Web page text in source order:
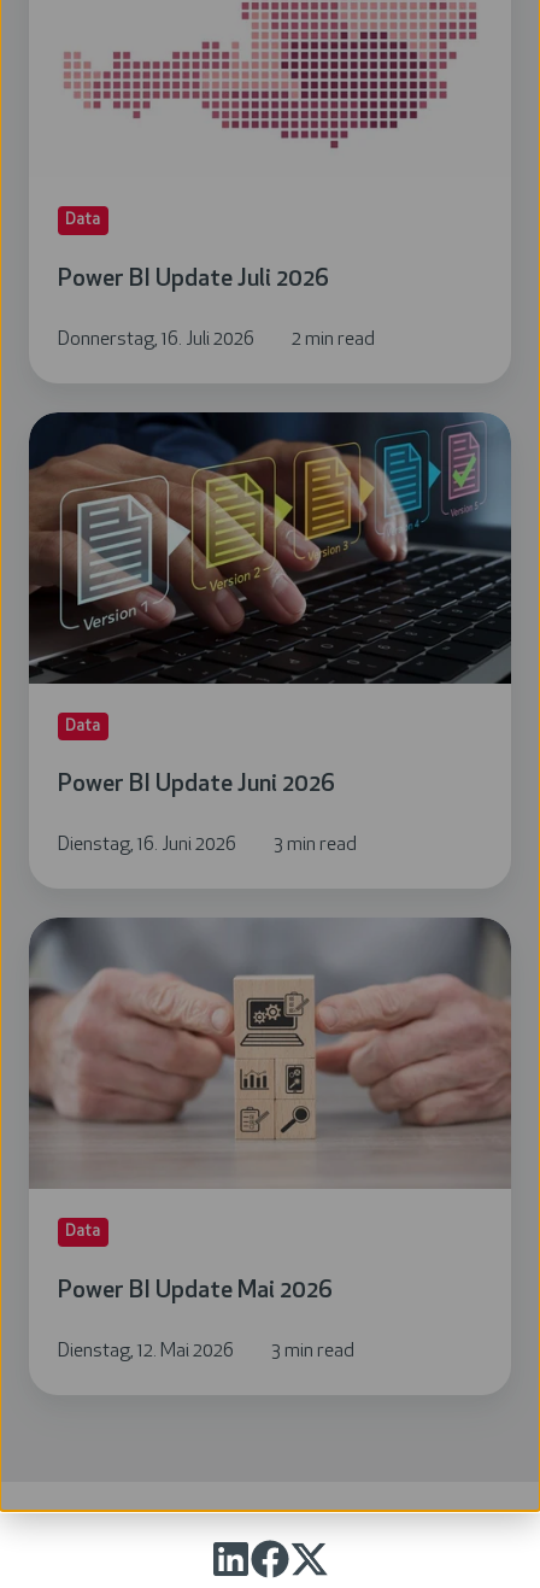
2026
Data
Power BI Update Juli 2026
Donnerstag, 16. Juli 2026 2 min read
Power
BI
Update
Juni
2026
Data
Power BI Update Juni 2026
Dienstag, 16. Juni 2026 3 min read
Power
BI
Update
Data
Power BI Update Mai 2026
Dienstag, 12. Mai 2026 3 min read